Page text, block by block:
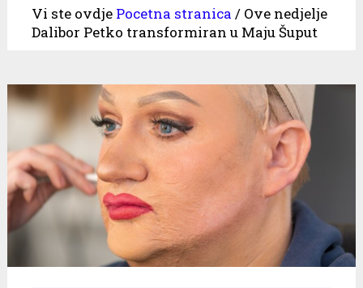
Vi ste ovdje Pocetna stranica / Ove nedjelje
Dalibor Petko transformiran u Maju Šuput